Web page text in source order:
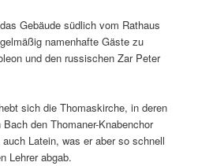
Gebäude südlich vom Rathaus
namenhafte Gäste zu
und den russischen Zar Peter
sich die Thomaskirche, in deren
den Thomaner-Knabenchor
Latein, was er aber so schnell
Lehrer abgab.